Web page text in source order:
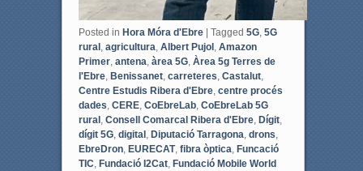
Posted in Hora Móra d'Ebre | Tagged 5G, 5G
rural, agricultura Albert Pujol, Amazon
Primer, antena àrea 5G, Àrea 5g Terres de
l'Ebre, Benissanet, carreteres Castalut,
Centre Estudis Ribera d'Ebre, centre procés
dades CERE, CoEbreLab, CoEbreLab 5G
rural, Consell Comarcal Ribera d'Ebre, Dígit,
dígit 5G, digital, Diputació Tarragona drons
EbreDron, EURECAT, fibra òptica Funcació
TIC Fundació I2Cat, Fundació Mobile World